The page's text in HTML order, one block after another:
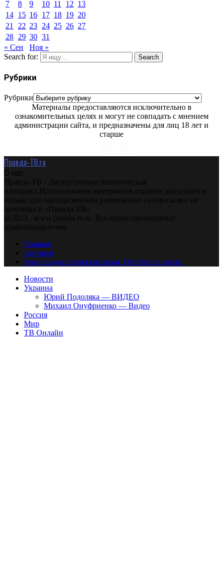
7 8 9 10 11 12 13
14 15 16 17 18 19 20
21
22 23 24 25 26 27
28 29 30 31
« Сен
Ноя »
Search for:
Search
Рубрики
Рубрики
Материалы предоставляются исключительно в
ознакомительных целях и могут не совпадать с мнением
администрации сайта, и предназначены для лиц 18 лет и
старше
Правда-ТВ.ru
О нас
Правда-ТВ - Дискуссионно политическая
площадка.Использование материалов издания допускается
только при одновременном размещении гиперссылки на
оригинал в «Правда-ТВ»
@2023 - www.pravda-tv.ru. Все права принадлежат
правообладателям.
Главная
Авторам
Владельцам авторских прав. Ответственности.
Новости
Украина
Юрий Подоляка — ВИДЕО
Михаил Онуфриенко — Видео
Россия
Мир
ТВ Онлайн